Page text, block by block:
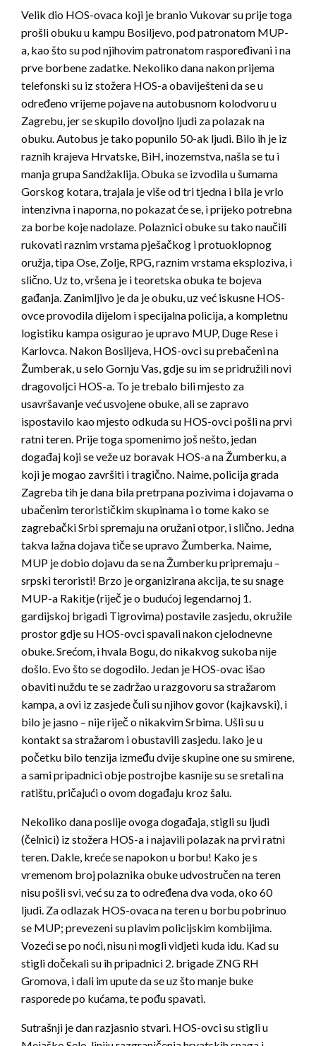
Velik dio HOS-ovaca koji je branio Vukovar su prije toga
prošli obuku u kampu Bosiljevo, pod patronatom MUP-
a, kao što su pod njihovim patronatom raspoređivani i na
prve borbene zadatke. Nekoliko dana nakon prijema
telefonski su iz stožera HOS-a obaviješteni da se u
određeno vrijeme pojave na autobusnom kolodvoru u
Zagrebu, jer se skupilo dovoljno ljudi za polazak na
obuku. Autobus je tako popunilo 50-ak ljudi. Bilo ih je iz
raznih krajeva Hrvatske, BiH, inozemstva, našla se tu i
manja grupa Sandžaklija. Obuka se izvodila u šumama
Gorskog kotara, trajala je više od tri tjedna i bila je vrlo
intenzivna i naporna, no pokazat će se, i prijeko potrebna
za borbe koje nadolaze. Polaznici obuke su tako naučili
rukovati raznim vrstama pješačkog i protuoklopnog
oružja, tipa Ose, Zolje, RPG, raznim vrstama eksploziva, i
slično. Uz to, vršena je i teoretska obuka te bojeva
gađanja. Zanimljivo je da je obuku, uz već iskusne HOS-
ovce provodila dijelom i specijalna policija, a kompletnu
logistiku kampa osigurao je upravo MUP, Duge Rese i
Karlovca. Nakon Bosiljeva, HOS-ovci su prebačeni na
Žumberak, u selo Gornju Vas, gdje su im se pridružili novi
dragovoljci HOS-a. To je trebalo bili mjesto za
usavršavanje već usvojene obuke, ali se zapravo
ispostavilo kao mjesto odkuda su HOS-ovci pošli na prvi
ratni teren. Prije toga spomenimo još nešto, jedan
događaj koji se veže uz boravak HOS-a na Žumberku, a
koji je mogao završiti i tragično. Naime, policija grada
Zagreba tih je dana bila pretrpana pozivima i dojavama o
ubačenim terorističkim skupinama i o tome kako se
zagrebački Srbi spremaju na oružani otpor, i slično. Jedna
takva lažna dojava tiče se upravo Žumberka. Naime,
MUP je dobio dojavu da se na Žumberku pripremaju –
srpski teroristi! Brzo je organizirana akcija, te su snage
MUP-a Rakitje (riječ je o budućoj legendarnoj 1.
gardijskoj brigadi Tigrovima) postavile zasjedu, okružile
prostor gdje su HOS-ovci spavali nakon cjelodnevne
obuke. Srećom, i hvala Bogu, do nikakvog sukoba nije
došlo. Evo što se dogodilo. Jedan je HOS-ovac išao
obaviti nuždu te se zadržao u razgovoru sa stražarom
kampa, a ovi iz zasjede čuli su njihov govor (kajkavski), i
bilo je jasno – nije riječ o nikakvim Srbima. Ušli su u
kontakt sa stražarom i obustavili zasjedu. Iako je u
početku bilo tenzija između dvije skupine one su smirene,
a sami pripadnici obje postrojbe kasnije su se sretali na
ratištu, pričajući o ovom događaju kroz šalu.
Nekoliko dana poslije ovoga događaja, stigli su ljudi
(čelnici) iz stožera HOS-a i najavili polazak na prvi ratni
teren. Dakle, kreće se napokon u borbu! Kako je s
vremenom broj polaznika obuke udvostručen na teren
nisu pošli svi, već su za to određena dva voda, oko 60
ljudi. Za odlazak HOS-ovaca na teren u borbu pobrinuo
se MUP; prevezeni su plavim policijskim kombijima.
Vozeći se po noći, nisu ni mogli vidjeti kuda idu. Kad su
stigli dočekali su ih pripadnici 2. brigade ZNG RH
Gromova, i dali im upute da se uz što manje buke
rasporede po kućama, te pođu spavati.
Sutrašnji je dan razjasnio stvari. HOS-ovci su stigli u